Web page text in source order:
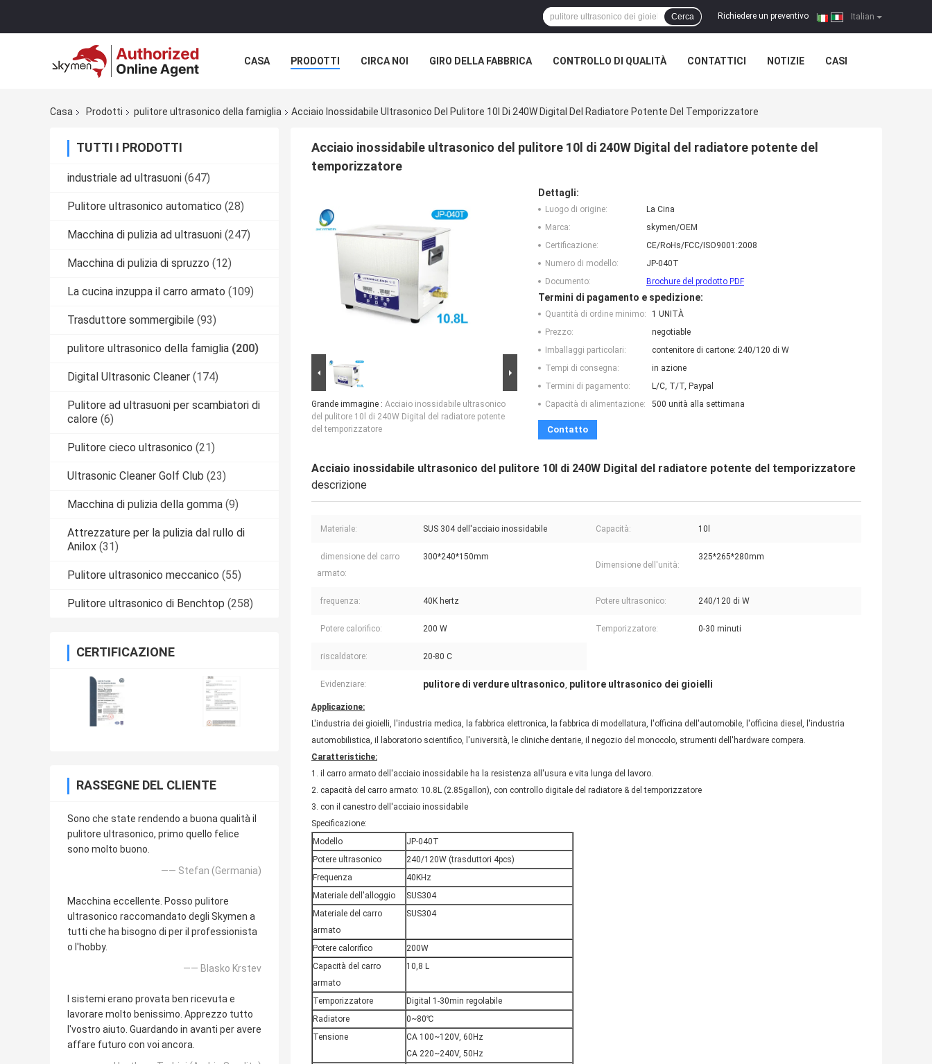
Italian
Richiedere un preventivo |
Cerca
CASA PRODOTTI CIRCA NOI GIRO DELLA FABBRICA CONTROLLO DI QUALITÀ CONTATTICI NOTIZIE CASI
Casa
Prodotti pulitore ultrasonico della famiglia Acciaio Inossidabile Ultrasonico Del Pulitore 10l Di 240W Digital Del Radiatore Potente Del Temporizzatore
TUTTI I PRODOTTI
industriale ad ultrasuoni (647)
Pulitore ultrasonico automatico (28)
Macchina di pulizia ad ultrasuoni (247)
Macchina di pulizia di spruzzo (12)
La cucina inzuppa il carro armato (109)
Trasduttore sommergibile (93)
pulitore ultrasonico della famiglia (200)
Digital Ultrasonic Cleaner (174)
Pulitore ad ultrasuoni per scambiatori di
calore (6)
Pulitore cieco ultrasonico (21)
Ultrasonic Cleaner Golf Club (23)
Macchina di pulizia della gomma (9)
Attrezzature per la pulizia dal rullo di
Anilox (31)
Pulitore ultrasonico meccanico (55)
Pulitore ultrasonico di Benchtop (258)
CERTIFICAZIONE
RASSEGNE DEL CLIENTE
Sono che state rendendo a buona qualità il
pulitore ultrasonico, primo quello felice
sono molto buono.
—— Stefan (Germania)
Macchina eccellente. Posso pulitore
ultrasonico raccomandato degli Skymen a
tutti che ha bisogno di per il professionista
o l'hobby.
—— Blasko Krstev
I sistemi erano provata ben ricevuta e
lavorare molto benissimo. Apprezzo tutto
l'vostro aiuto. Guardando in avanti per avere
affare futuro con voi ancora.
Acciaio inossidabile ultrasonico del pulitore 10l di 240W Digital del radiatore potente del
temporizzatore
Grande immagine : Acciaio inossidabile ultrasonico
del pulitore 10l di 240W Digital del radiatore potente
del temporizzatore
Dettagli:
Luogo di origine:
La Cina
Marca:
skymen/OEM
Certificazione:
CE/RoHs/FCC/ISO9001:2008
Numero di modello:
JP-040T
Documento:
Brochure del prodotto PDF
Termini di pagamento e spedizione:
Quantità di ordine minimo:
1 UNITÀ
Prezzo:
negotiable
Imballaggi particolari:
contenitore di cartone: 240/120 di W
Tempi di consegna:
in azione
Termini di pagamento:
L/C, T/T, Paypal
Capacità di alimentazione:
500 unità alla settimana
Contatto
Acciaio inossidabile ultrasonico del pulitore 10l di 240W Digital del radiatore potente del temporizzatore
descrizione
Materiale: SUS 304 dell'acciaio inossidabile Capacità: 10l
dimensione del carro
armato:
300*240*150mm
Dimensione dell'unità:
325*265*280mm
frequenza: 40K hertz Potere ultrasonico: 240/120 di W
Potere calorifico: 200 W Temporizzatore: 0-30 minuti
riscaldatore: 20-80 C
Evidenziare: pulitore di verdure ultrasonico, pulitore ultrasonico dei gioielli
Applicazione:
L'industria dei gioielli, l'industria medica, la fabbrica elettronica, la fabbrica di modellatura, l'officina dell'automobile, l'officina diesel, l'industria
automobilistica, il laboratorio scientifico, l'università, le cliniche dentarie, il negozio del monocolo, strumenti dell'hardware compera.
Caratteristiche:
1. il carro armato dell'acciaio inossidabile ha la resistenza all'usura e vita lunga del lavoro.
2. capacità del carro armato: 10.8L (2.85gallon), con controllo digitale del radiatore & del temporizzatore
3. con il canestro dell'acciaio inossidabile
Specificazione:
Modello
JP-040T
Potere ultrasonico
240/120W (trasduttori 4pcs)
Frequenza
40KHz
Materiale dell'alloggio
SUS304
Materiale del carro
armato
SUS304
Potere calorifico
200W
Capacità del carro
armato
10,8 L
Temporizzatore
Digital 1-30min regolabile
Radiatore
0~80℃
Tensione
CA 100~120V, 60Hz
CA 220~240V, 50Hz